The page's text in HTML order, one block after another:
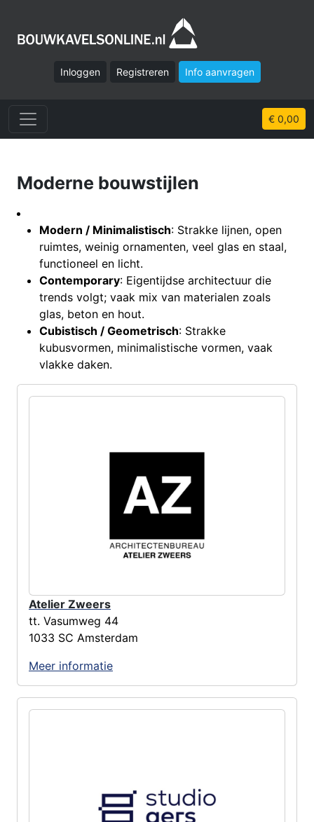
Inloggen Registreren Info aanvragen
€ 0,00
Moderne bouwstijlen
Modern / Minimalistisch: Strakke lijnen, open
ruimtes, weinig ornamenten, veel glas en staal,
functioneel en licht.
Contemporary: Eigentijdse architectuur die
trends volgt; vaak mix van materialen zoals
glas, beton en hout.
Cubistisch / Geometrisch: Strakke
kubusvormen, minimalistische vormen, vaak
vlakke daken.
Atelier Zweers
tt. Vasumweg 44
1033 SC Amsterdam
Meer informatie